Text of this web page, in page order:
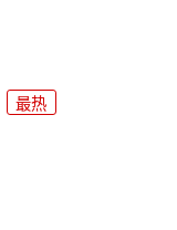
最热